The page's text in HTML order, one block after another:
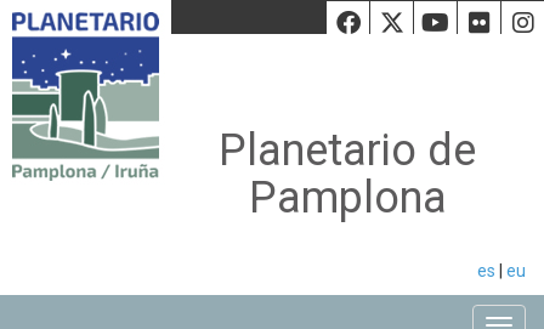
Facebook
Twiiter
Planetario de
Pamplona
es eu